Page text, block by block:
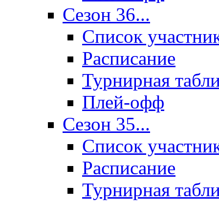
Сезон 36...
Список
Расписание
Турнирная
Плей-офф
Сезон 35...
Список
Расписание
Турнирная